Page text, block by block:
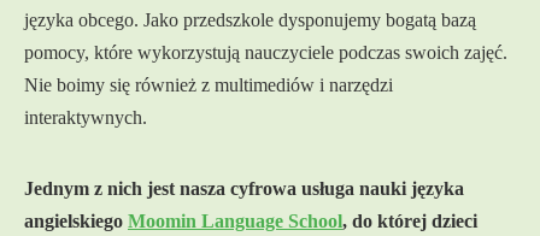
języka obcego. Jako przedszkole dysponujemy bogatą bazą
pomocy, które wykorzystują nauczyciele podczas swoich zajęć.
Nie boimy się również z multimediów i narzędzi
interaktywnych.
Jednym z nich jest nasza cyfrowa usługa nauki języka
angielskiego Moomin Language School, do której dzieci